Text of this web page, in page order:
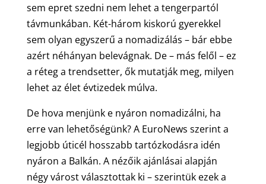
sem epret szedni nem lehet a tengerpartól
távmunkában. Két-három kiskorú gyerekkel
sem olyan egyszerű a nomadizálás – bár ebbe
azért néhányan belevágnak. De – más felől – ez
a réteg a trendsetter, ők mutatják meg, milyen
lehet az élet évtizedek múlva.
De hova menjünk e nyáron nomadizálni, ha
erre van lehetőségünk? A EuroNews szerint a
legjobb úticél hosszabb tartózkodásra idén
nyáron a Balkán. A nézőik ajánlásai alapján
négy várost választottak ki – szerintük ezek a